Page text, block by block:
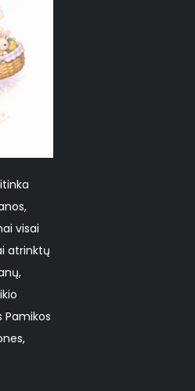
visai
atrinktų
Pamikos